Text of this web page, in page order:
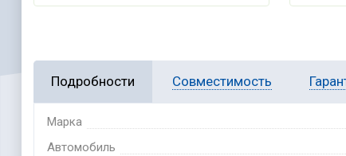
Подробности Совместимость
Марка
Автомобиль